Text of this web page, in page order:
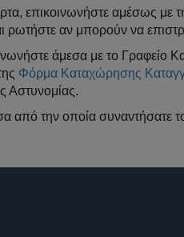
επικοινωνήστε αμέσως με
ρωτήστε αν μπορούν να
άμεσα με το Γραφείο
Φόρμα Καταχώρησης
Αστυνομίας.
από την οποία συναντήσατε